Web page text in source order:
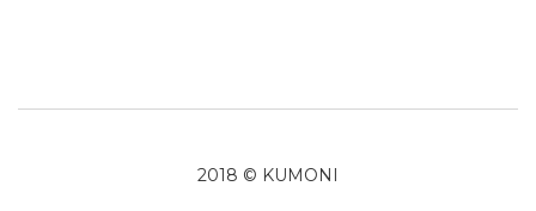
2018 © KUMONI